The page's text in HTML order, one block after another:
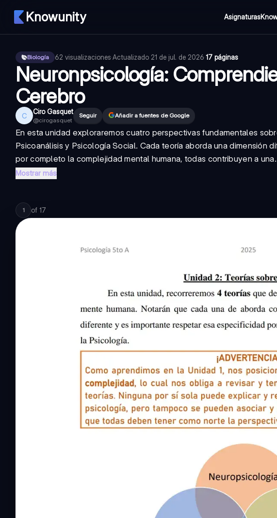
Knowunity Asignaturas
Biología 62 visualizaciones·Actualizado 21 de jul. de 2026·17 páginas
Neuronpsicología:
Cerebro
C Ciro Gasquet
@cirogasquet
Seguir Añadir a fuentes de Google
En esta unidad exploraremos cuatro perspectivas fundamentales
Psicoanálisis y Psicología Social. Cada teoría aborda una dimensión
por completo la complejidad mental humana, todas contribuyen a
Mostrar más
1 of 17